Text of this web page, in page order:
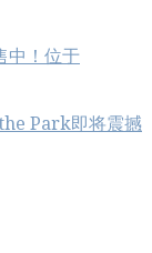
中！位于
Park即将震撼